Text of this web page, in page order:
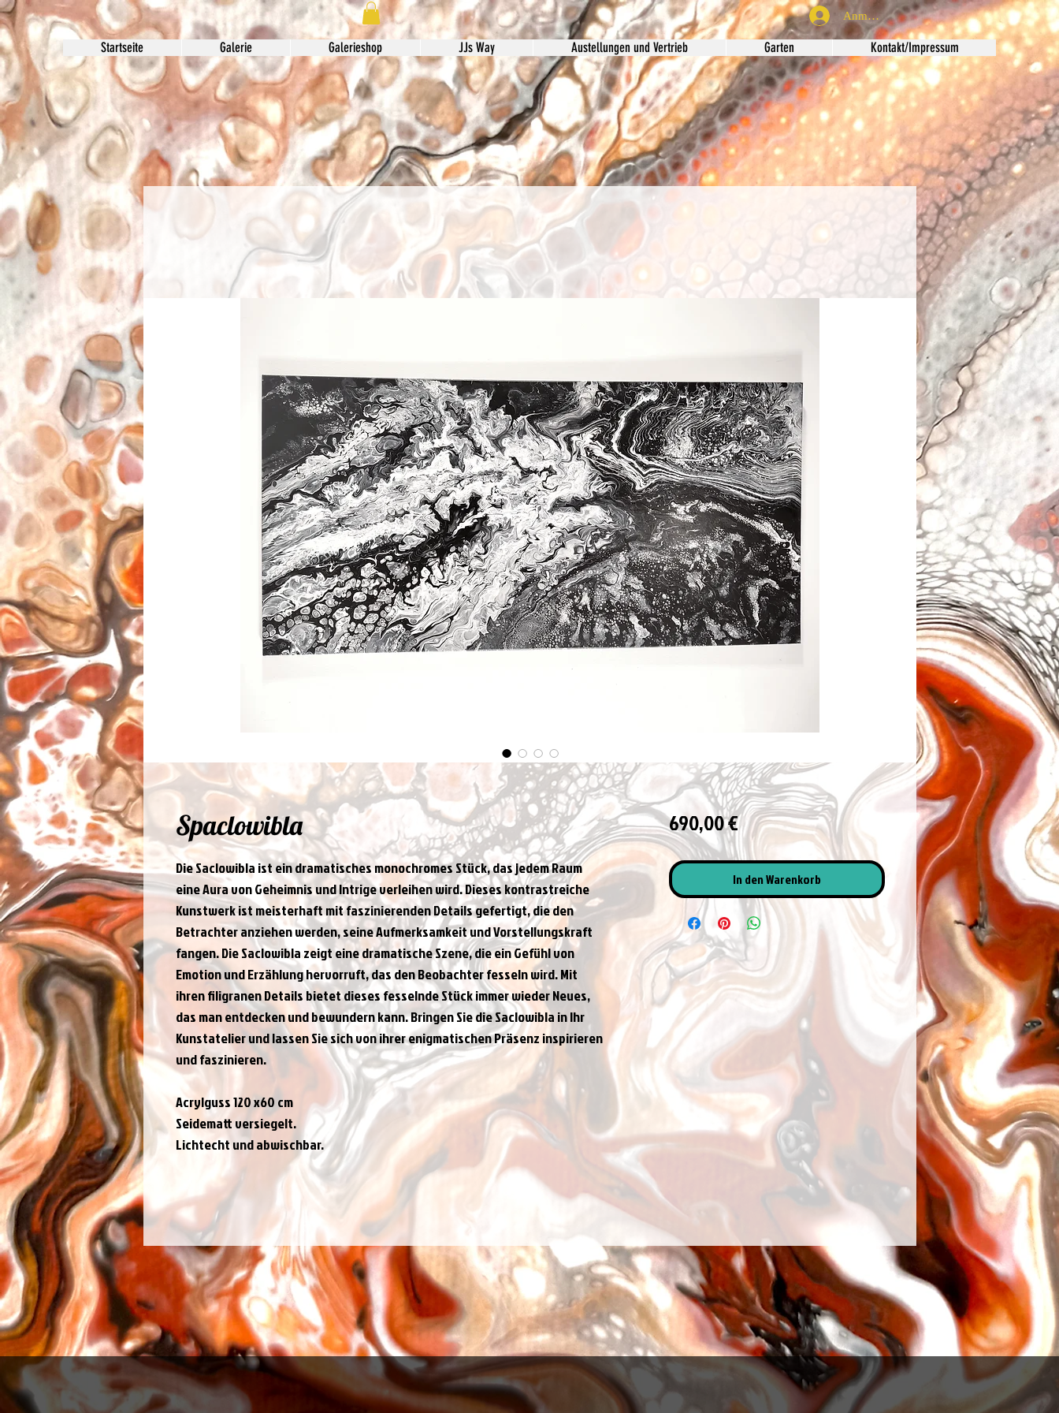
Anmelden
Startseite Galerie Galerieshop JJs Way Austellungen und Vertrieb Garten Kontakt/Impressum
Spaclowibla
Die Saclowibla ist ein dramatisches monochromes Stück, das jedem Raum
eine Aura von Geheimnis und Intrige verleihen wird. Dieses kontrastreiche
Kunstwerk ist meisterhaft mit faszinierenden Details gefertigt, die den
Betrachter anziehen werden, seine Aufmerksamkeit und Vorstellungskraft
fangen. Die Saclowibla zeigt eine dramatische Szene, die ein Gefühl von
Emotion und Erzählung hervorruft, das den Beobachter fesseln wird. Mit
ihren filigranen Details bietet dieses fesselnde Stück immer wieder Neues,
das man entdecken und bewundern kann. Bringen Sie die Saclowibla in Ihr
Kunstatelier und lassen Sie sich von ihrer enigmatischen Präsenz inspirieren
und faszinieren.
Acrylguss 120 x60 cm
Seidematt versiegelt.
Lichtecht und abwischbar.
690,00 €Preis
In den Warenkorb